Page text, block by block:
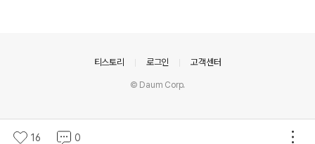
16 0
티스토리 로그인 고객센터
© Daum Corp.